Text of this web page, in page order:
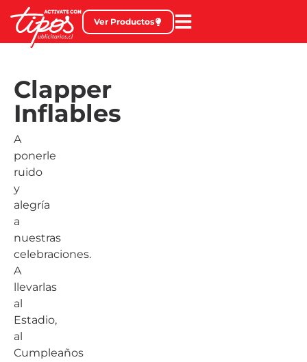
Ver Productos
Clapper
Inflables
A
ponerle
ruido
y
alegría
a
nuestras
celebraciones.
A
llevarlas
al
Estadio,
al
Cumpleaños